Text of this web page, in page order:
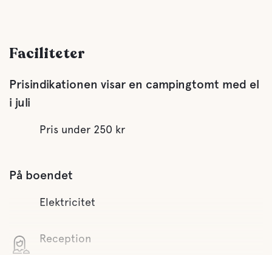
Faciliteter
Prisindikationen visar en campingtomt med el
i juli
Pris under 250 kr
På boendet
Elektricitet
Reception